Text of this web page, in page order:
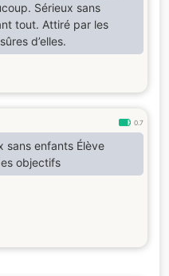
Sérieux sans
tout. Attiré par les
d’elles.
0.7
sans enfants Élève
objectifs